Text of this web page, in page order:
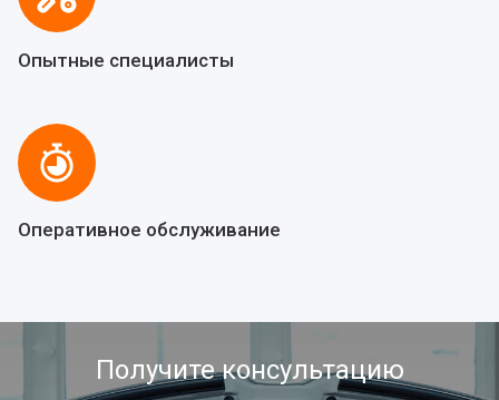
Опытные специалисты
Оперативное обслуживание
Получите консультацию